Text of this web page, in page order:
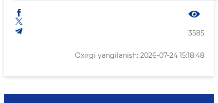
3585
Oxirgi yangilanish: 2026-07-24 15:18:48